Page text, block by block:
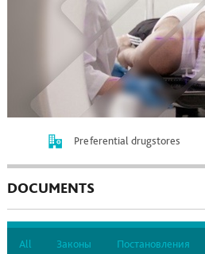
Preferential drugstores
DOCUMENTS
All Законы Постановления